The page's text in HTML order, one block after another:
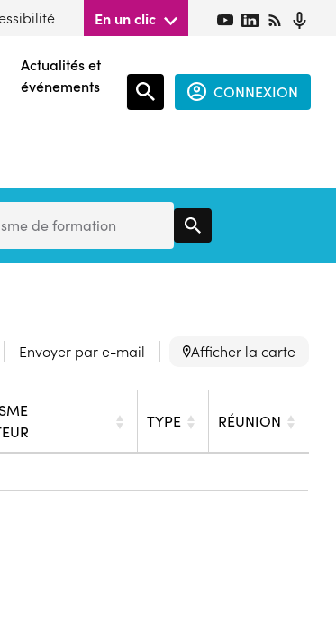
En un clic
Actualités et
événements
CONNEXION
de formation
Envoyer par e-mail Afficher la carte
TYPE RÉUNION